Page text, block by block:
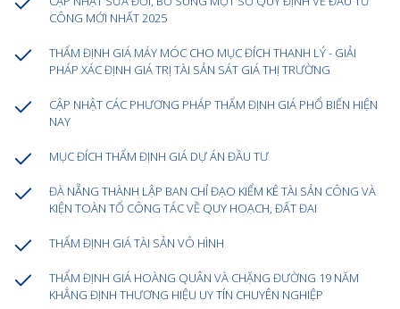
CÔNG MỚI NHẤT 2025
THẨM ĐỊNH GIÁ MÁY MÓC CHO MỤC ĐÍCH THANH LÝ - GIẢI
PHÁP XÁC ĐỊNH GIÁ TRỊ TÀI SẢN SÁT GIÁ THỊ TRƯỜNG
CẬP NHẬT CÁC PHƯƠNG PHÁP THẨM ĐỊNH GIÁ PHỔ BIẾN HIỆN
NAY
MỤC ĐÍCH THẨM ĐỊNH GIÁ DỰ ÁN ĐẦU TƯ
ĐÀ NẴNG THÀNH LẬP BAN CHỈ ĐẠO KIỂM KÊ TÀI SẢN CÔNG VÀ
KIỆN TOÀN TỔ CÔNG TÁC VỀ QUY HOẠCH, ĐẤT ĐAI
THẨM ĐỊNH GIÁ TÀI SẢN VÔ HÌNH
THẨM ĐỊNH GIÁ HOÀNG QUÂN VÀ CHẶNG ĐƯỜNG 19 NĂM
KHẲNG ĐỊNH THƯƠNG HIỆU UY TÍN CHUYÊN NGHIỆP